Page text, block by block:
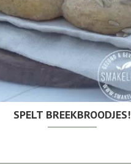
SPELT BREEKBROODJES!